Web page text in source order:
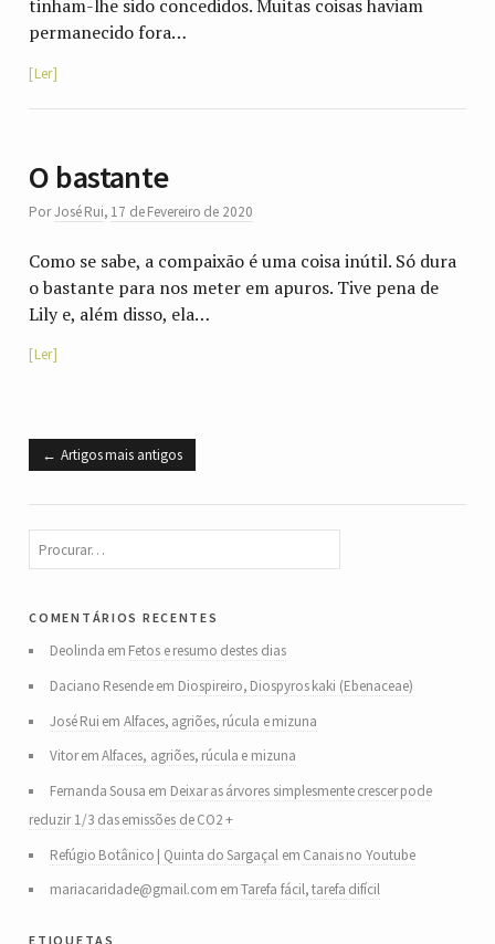
tinham-lhe sido concedidos. Muitas coisas haviam
permanecido fora…
Ler
O bastante
PorJosé Rui, 17 de Fevereiro de 2020
Como se sabe, a compaixão é uma coisa inútil. Só dura
o bastante para nos meter em apuros. Tive pena de
Lily e, além disso, ela…
Ler
Artigos mais antigos
comentários recentes
Deolinda em Fetos e resumo destes dias
Daciano Resendeem Diospireiro, Diospyros kaki (Ebenaceae)
José Rui em Alfaces, agriões, rúcula e mizuna
VitoremAlfaces, agriões, rúcula e mizuna
Fernanda Sousa em Deixar as árvores simplesmente crescer pode
reduzir 1/3 das emissões de CO2 +
Refúgio Botânico | Quinta do Sargaçal em Canais no Youtube
mariacaridade@gmail.com emTarefa fácil, tarefa difícil
etiquetas